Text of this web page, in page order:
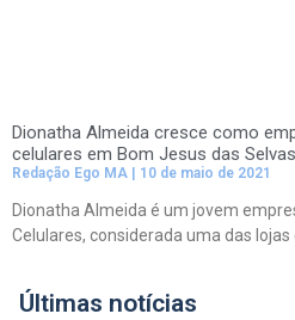
Dionatha Almeida cresce como
celulares em Bom Jesus das
Redação Ego MA 10 de maio de 2021
Dionatha Almeida é um jovem
Celulares, considerada uma das lojas
Últimas notícias